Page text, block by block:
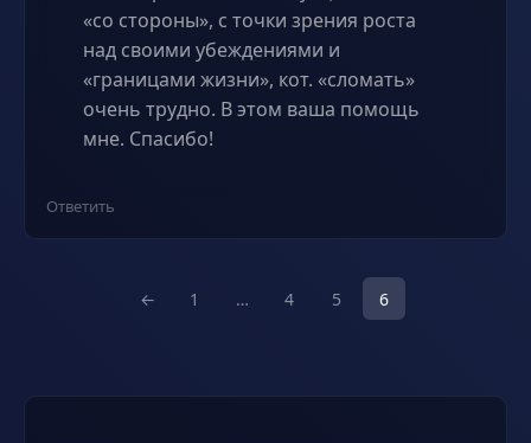
«со стороны», с точки зрения роста
над своими убеждениями и
«границами жизни», кот. «сломать»
очень трудно. В этом ваша помощь
мне. Спасибо!
Ответить
← 1 … 4 5 6